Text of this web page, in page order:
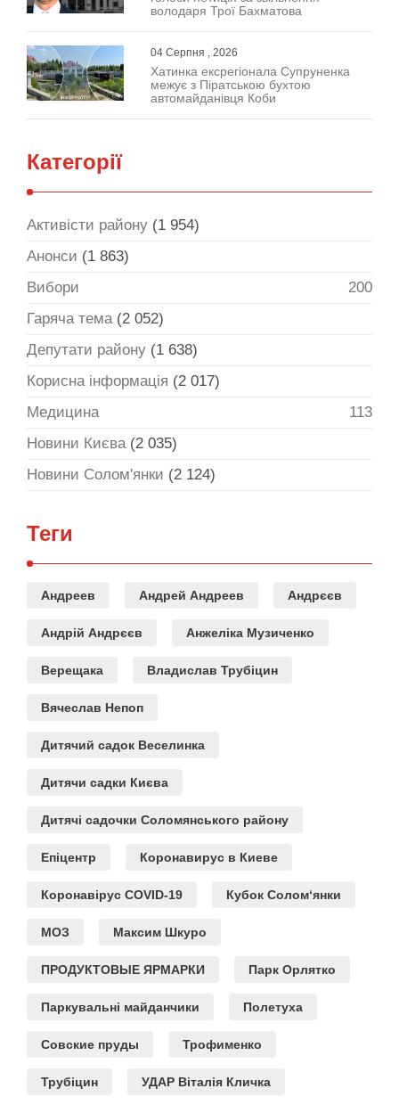
володаря Трої Бахматова
04 Серпня , 2026
Хатинка ексрегіонала Супруненка
межує з Піратською бухтою
автомайданівця Коби
Категорії
Активісти району (1 954)
Анонси (1 863)
Вибори
200
Гаряча тема(2 052)
Депутати району (1 638)
Корисна інформація (2 017)
Медицина
113
Новини Києва(2 035)
Новини Солом'янки (2 124)
Теги
Андреев Андрей Андреев Андрєєв
Андрій Андрєєв Анжеліка Музиченко
Верещака Владислав Трубіцин
Вячеслав Непоп
Дитячий садок Веселинка
Дитячи садки Києва
Дитячі садочки Соломянського району
Епіцентр Коронавирус в Киеве
Коронавірус COVID-19 Кубок Солом‘янки
МОЗ Максим Шкуро
ПРОДУКТОВЫЕ ЯРМАРКИ Парк Орлятко
Паркувальні майданчики Полетуха
Совские пруды Трофименко
Трубіцин УДАР Віталія Кличка